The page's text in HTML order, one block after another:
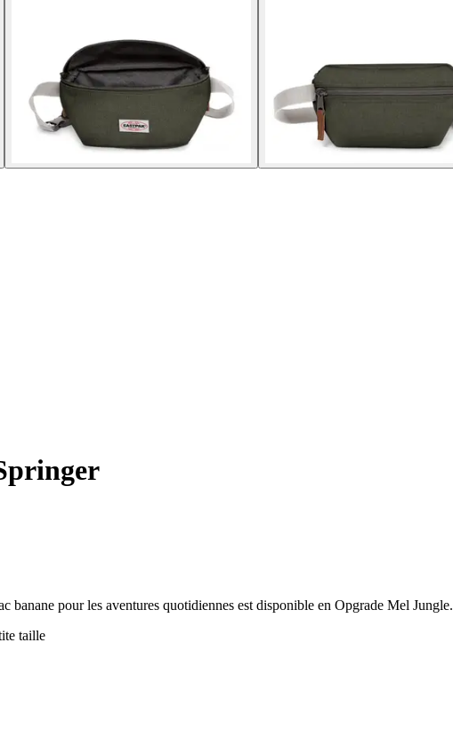
banane pour les aventures quotidiennes est disponible en Opgrade Mel Jungle.
taille